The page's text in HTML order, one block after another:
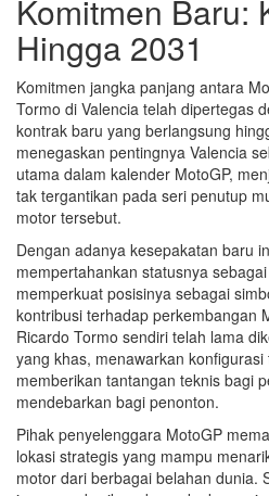
Komitmen Baru:
Hingga 2031
Komitmen jangka panjang antara
Tormo di Valencia telah dipertegas
kontrak baru yang berlangsung
menegaskan pentingnya Valencia
utama dalam kalender MotoGP,
tak tergantikan pada seri penutup
motor tersebut.
Dengan adanya kesepakatan baru
mempertahankan statusnya
memperkuat posisinya sebagai
kontribusi terhadap perkembangan
Ricardo Tormo sendiri telah lama
yang khas, menawarkan
memberikan tantangan teknis bagi
mendebarkan bagi penonton.
Pihak penyelenggara MotoGP
lokasi strategis yang mampu
motor dari berbagai belahan dunia.